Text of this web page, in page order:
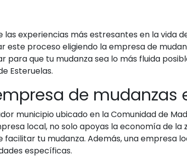
las experiencias más estresantes en la vida
este proceso eligiendo la empresa de
que tu mudanza sea lo más fluida
Esteruelas.
de mudanzas
municipio ubicado en la Comunidad de
local, no solo apoyas la economía de
facilitar tu mudanza. Además, una empresa
específicas.